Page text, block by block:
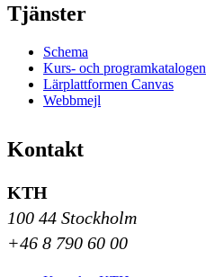
Tjänster
Schema
Kurs- och programkatalogen
Lärplattformen Canvas
Webbmejl
Kontakt
KTH
100 44 Stockholm
+46 8 790 60 00